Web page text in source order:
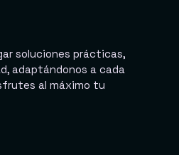
soluciones prácticas,
adaptándonos a cada
al máximo tu